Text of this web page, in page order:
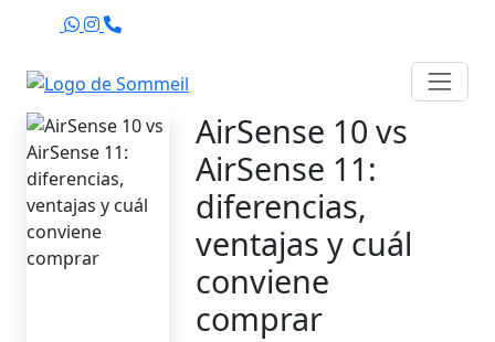
AirSense 10 vs
AirSense 11:
diferencias,
ventajas y cuál
conviene
comprar